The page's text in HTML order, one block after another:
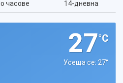
часове 14-дневна
27°C
Усеща се: 27°